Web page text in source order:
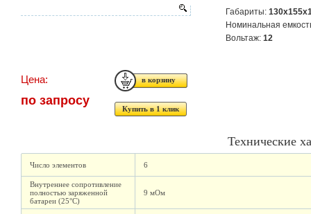
Габариты:
Номинальная
Вольтаж: 12
Цена:
по запросу
Купить в 1 клик
Технические
Число элементов 6
Внутреннее сопротивление
полностью заряженной
батареи (25°C)
9 мОм